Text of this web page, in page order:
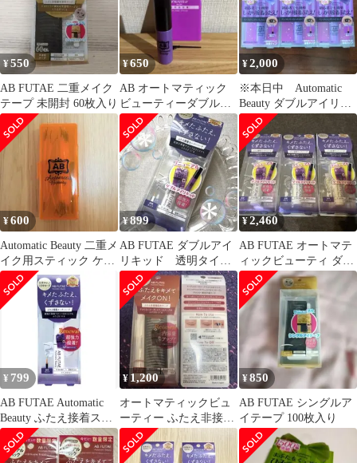
¥550
AB FUTAE 二重メイク
テープ 未開封 60枚入り
¥650
AB オートマティック
ビューティーダブルア
イリキッド 紫
¥2,000
※本日中 Automatic
Beauty ダブルアイリキ
ッド アイプチ
¥600
Automatic Beauty 二重メ
イク用スティック ケー
ス付き
¥899
AB FUTAE ダブルアイ
リキッド 透明タイプ
オートマティックビュ
ーティー
¥2,460
AB FUTAE オートマテ
ィックビューティ ダブ
ルアイリキッド 3個セ
ット
¥ 799
AB FUTAE Automatic
Beauty ふたえ接着スー
パーハード
¥ 1,200
オートマティックビュ
ーティー ふたえ非接着
肌色テープ 100枚×2箱
¥850
AB FUTAE シングルア
イテープ 100枚入り